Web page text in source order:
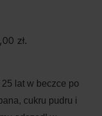
zł.
lat w beczce po
cukru pudru i